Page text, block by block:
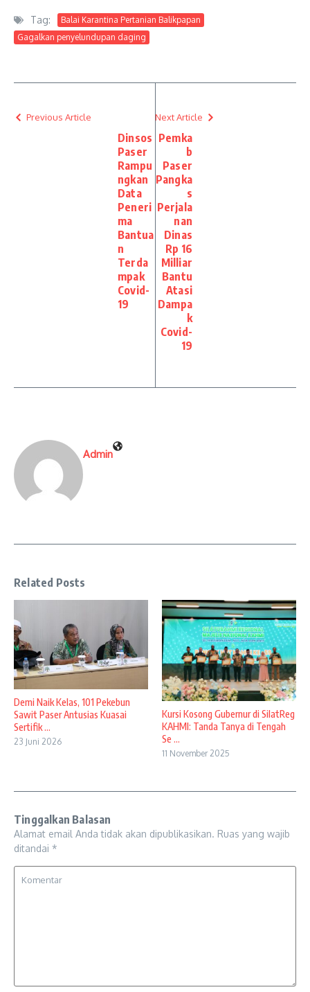
Tag:
Balai Karantina Pertanian Balikpapan
Gagalkan penyelundupan daging
Previous Article
Dinsos
Paser
Rampu
ngkan
Data
Peneri
ma
Bantua
n
Terda
mpak
Covid-
19
Next Article
Pemka
b
Paser
Pangka
s
Perjala
nan
Dinas
Rp 16
Milliar
Bantu
Atasi
Dampa
k
Covid-
19
Admin
Related Posts
Demi Naik Kelas, 101 Pekebun
Sawit Paser Antusias Kuasai
Sertifik ...
23 Juni 2026
Kursi Kosong Gubernur di SilatReg
KAHMI: Tanda Tanya di Tengah
Se ...
11 November 2025
Tinggalkan Balasan
Alamat email Anda tidak akan dipublikasikan. Ruas yang wajib
ditandai *